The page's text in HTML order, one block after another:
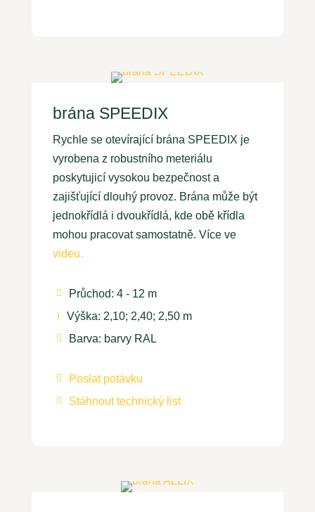
brána SPEEDIX
Rychle se otevírající brána SPEEDIX je
vyrobena z robustního meteriálu
poskytujicí vysokou bezpečnost a
zajišťující dlouhý provoz. Brána může být
jednokřídlá i dvoukřídlá, kde obě křídla
mohou pracovat samostatně. Více ve
videu.
 Průchod: 4 - 12 m
) Výška: 2,10; 2,40; 2,50 m
 Barva: barvy RAL
 Poslat potávku
 Stáhnout technický list